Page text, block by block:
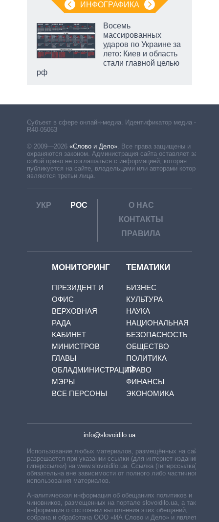
ИНФОГРАФИКА
Восемь
массированных
ударов по Украине за
лето: Киев и область
стали главной целью
рф
Субъект в сфере онлайн-медиа. Идентификатор медиа –
R40-05063
© 2009—2026 «Слово и Дело». Все права защищены и
охраняются законом. Администрация сайта оставляет за
собой право не соглашаться с информацией, которая
публикуется на сайте, владельцами или авторами которой
являются третьи лица.
УКР РОС
О НАС
КОНТАКТЫ
ПРАВИЛА
МОНИТОРИНГ
ПРЕЗИДЕНТ И
ОФИС
ВЕРХОВНАЯ
РАДА
КАБИНЕТ
МИНИСТРОВ
ГЛАВЫ
ОБЛАДМИНИСТРАЦИЙ
МЭРЫ
ВСЕ ПЕРСОНЫ
ТЕМАТИКИ
БИЗНЕС
КУЛЬТУРА
НАУКА
НАЦИОНАЛЬНАЯ
БЕЗОПАСНОСТЬ
ОБЩЕСТВО
ПОЛИТИКА
ПРАВО
ФИНАНСЫ
ЭКОНОМИКА
info@slovoidilo.ua
Использование любых материалов, размещённых на сайте,
разрешается при указании ссылки (для интернет-изданий —
гиперссылки) на www.slovoidilo.ua. Ссылка (гиперссылка)
обязательна вне зависимости от полного либо частичного
использования материалов.
Аналитическая информация об обещаниях политиков и
чиновников, размещенных на портале slovoidilo.ua, а также
информация о состоянии выполнения этих обещаний,
собрана и обработана ООО «ИА Слово и Дело» и является